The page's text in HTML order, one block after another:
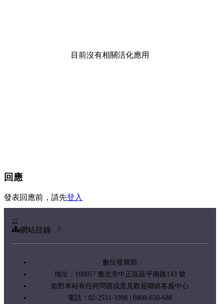
目前沒有相關活化應用
回應
發表回應前，請先登入
:::
網站目錄
數位發展部
地址：100057 臺北市中正區延平南路143 號
如對本站有任何問題或意見歡迎聯絡客服中心
電話：02-2531-1998 | 0800-650-688